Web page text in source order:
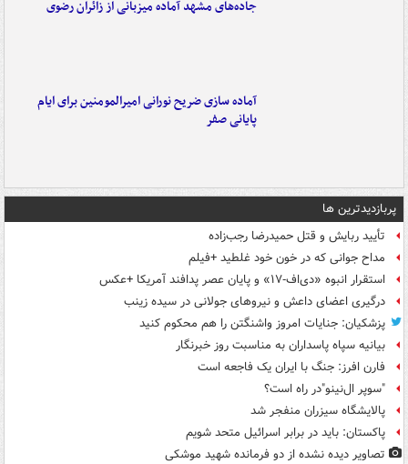
جاده‌های مشهد آماده میزبانی از زائران رضوی
آماده سازی ضریح نورانی امیرالمومنین برای ایام
پایانی صفر
پربازدیدترین ها
تأیید ربایش و قتل حمیدرضا رجب‌زاده
مداح جوانی که در خون خود غلطید +فیلم
استقرار انبوه «دی‌اف‑۱۷» و پایان عصر پدافند آمریکا +عکس
درگیری اعضای داعش و نیروهای جولانی در سیده زینب
پزشکیان: جنایات امروز واشنگتن را هم محکوم کنید
بیانیه سپاه پاسداران به مناسبت روز خبرنگار
فارن افرز: جنگ با ایران یک فاجعه است
"سوپر ال‌نینو"در راه است؟
پالایشگاه سیزران منفجر شد
پاکستان: باید در برابر اسرائیل متحد شویم
تصاویر دیده‌ نشده از دو فرمانده شهید موشکی